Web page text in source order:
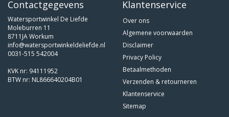
Contactgegevens
Watersportwinkel De Liefde
Moleburren 11
8711JA Workum
info@watersportwinkeldeliefde.nl
0031-515 542004
KVK nr: 94111952
BTW nr: NL866640204B01
Klantenservice
Over ons
Algemene voorwaarden
Disclaimer
Privacy Policy
Betaalmethoden
Verzenden & retourneren
Klantenservice
Sitemap